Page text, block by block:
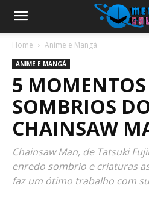
Home Anime e Mangá
ANIME E MANGÁ
5
SOMBRIOS
CHAINSAW
Chainsaw Man, de Tatsuki
enredo sombrio e criaturas
faz um ótimo trabalho com